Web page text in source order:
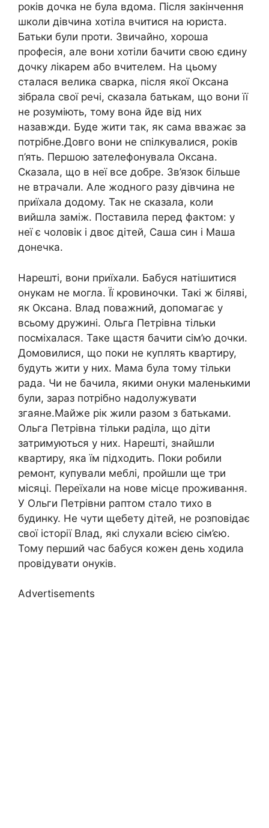
років дочка не була вдома. Після закінчення
школи дівчина хотіла вчитися на юриста.
Батьки були проти. Звичайно, хороша
професія, але вони хотіли бачити свою єдину
дочку лікарем або вчителем. На цьому
сталася велика сварка, після якої Оксана
зібрала свої речі, сказала батькам, що вони її
не розуміють, тому вона йде від них
назавжди. Буде жити так, як сама вважає за
потрібне.Довго вони не спілкувалися, років
п’ять. Першою зателефонувала Оксана.
Сказала, що в неї все добре. Зв’язок більше
не втрачали. Але жодного разу дівчина не
приїхала додому. Так не сказала, коли
вийшла заміж. Поставила перед фактом: у
неї є чоловік і двоє дітей, Саша син і Маша
донечка.
Нарешті, вони приїхали. Бабуся натішитися
онукам не могла. Її кровиночки. Такі ж біляві,
як Оксана. Влад поважний, допомагає у
всьому дружині. Ольга Петрівна тільки
посміхалася. Таке щастя бачити сім’ю дочки.
Домовилися, що поки не куплять квартиру,
будуть жити у них. Мама була тому тільки
рада. Чи не бачила, якими онуки маленькими
були, зараз потрібно надолужувати
згаяне.Майже рік жили разом з батьками.
Ольга Петрівна тільки раділа, що діти
затримуються у них. Нарешті, знайшли
квартиру, яка їм підходить. Поки робили
ремонт, купували меблі, пройшли ще три
місяці. Переїхали на нове місце проживання.
У Ольги Петрівни раптом стало тихо в
будинку. Не чути щебету дітей, не розповідає
свої історії Влад, які слухали всією сім’єю.
Тому перший час бабуся кожен день ходила
провідувати онуків.
Advertisements